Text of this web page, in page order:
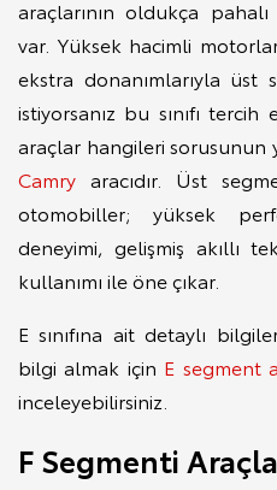
araçlarının oldukça
var. Yüksek hacimli
ekstra donanımlarıyla üst
istiyorsanız bu sınıfı
araçlar hangileri sorusunun
Camry aracıdır. Üst
otomobiller; yüksek
deneyimi, gelişmiş akıllı
kullanımı ile öne çıkar.
E sınıfına ait detaylı
bilgi almak için E segment
inceleyebilirsiniz.
F Segmenti